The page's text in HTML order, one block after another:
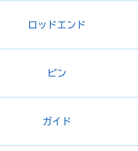
ロッドエンド
ピン
ガイド